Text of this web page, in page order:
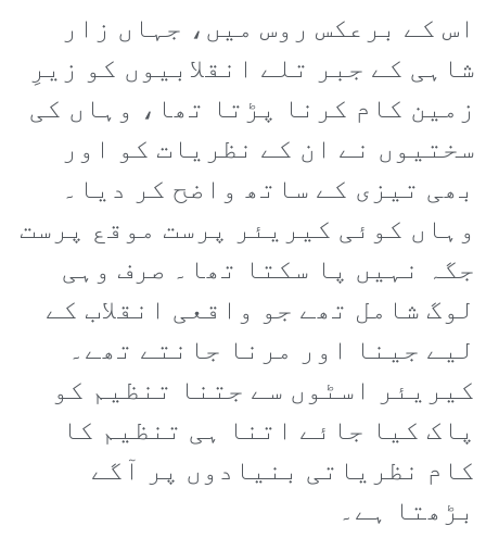
اس کے برعکس روس میں، جہاں زار
شاہی کے جبر تلے انقلابیوں کو زیرِ
زمین کام کرنا پڑتا تھا، وہاں کی
سختیوں نے ان کے نظریات کو اور
بھی تیزی کے ساتھ واضح کر دیا۔
وہاں کوئی کیریئر پرست موقع پرست
جگہ نہیں پا سکتا تھا۔ صرف وہی
لوگ شامل تھے جو واقعی انقلاب کے
لیے جینا اور مرنا جانتے تھے۔
کیریئر اسٹوں سے جتنا تنظیم کو
پاک کیا جائے اتنا ہی تنظیم کا
کام نظریاتی بنیادوں پر آگے
بڑھتا ہے۔